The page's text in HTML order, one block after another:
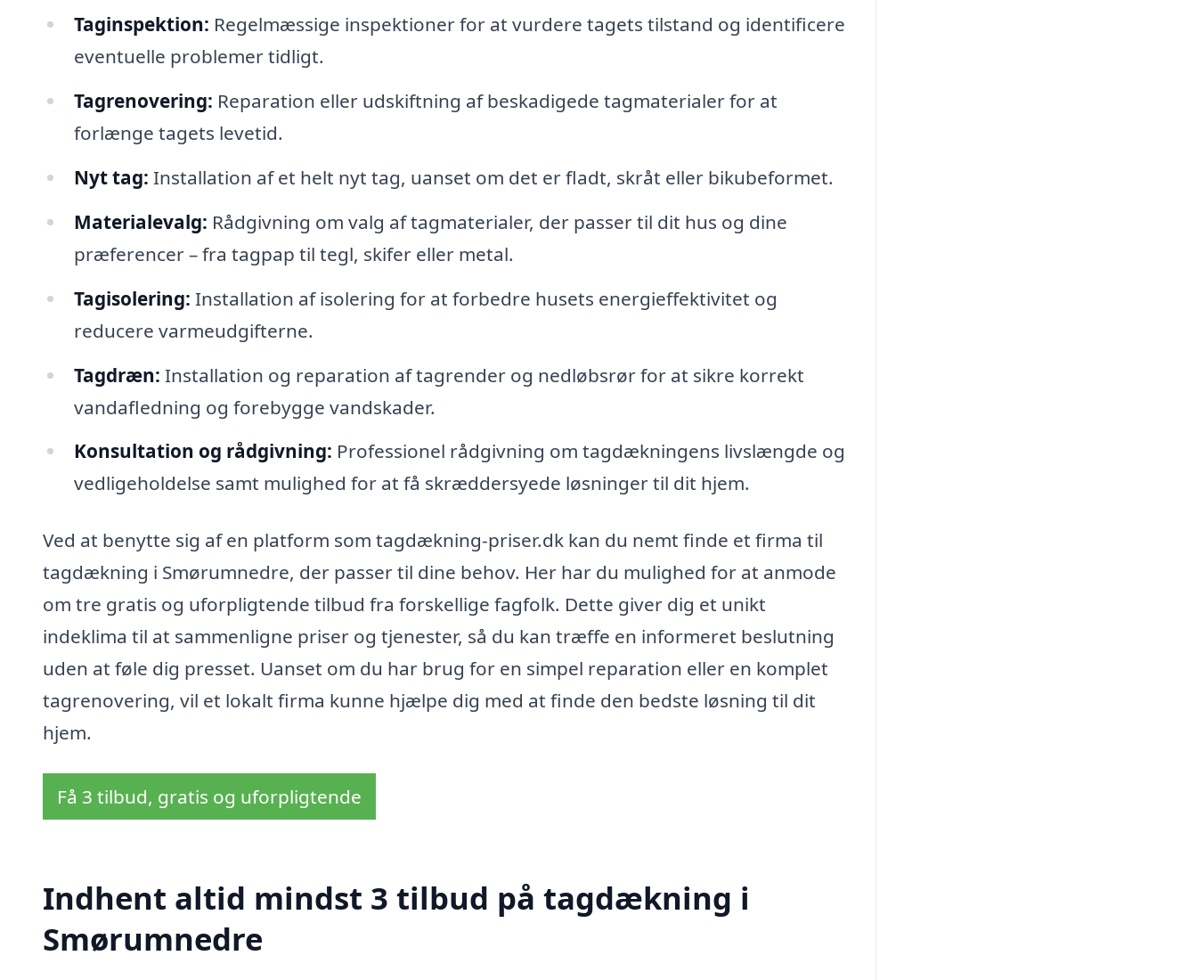
Taginspektion: Regelmæssige inspektioner for at vurdere tagets tilstand og identificere
eventuelle problemer tidligt.
Tagrenovering: Reparation eller udskiftning af beskadigede tagmaterialer for at
forlænge tagets levetid.
Nyt tag: Installation af et helt nyt tag, uanset om det er fladt, skråt eller bikubeformet.
Materialevalg: Rådgivning om valg af tagmaterialer, der passer til dit hus og dine
præferencer – fra tagpap til tegl, skifer eller metal.
Tagisolering: Installation af isolering for at forbedre husets energieffektivitet og
reducere varmeudgifterne.
Tagdræn: Installation og reparation af tagrender og nedløbsrør for at sikre korrekt
vandafledning og forebygge vandskader.
Konsultation og rådgivning: Professionel rådgivning om tagdækningens livslængde og
vedligeholdelse samt mulighed for at få skræddersyede løsninger til dit hjem.
Ved at benytte sig af en platform som tagdækning-priser.dk kan du nemt finde et firma til
tagdækning i Smørumnedre, der passer til dine behov. Her har du mulighed for at anmode
om tre gratis og uforpligtende tilbud fra forskellige fagfolk. Dette giver dig et unikt
indeklima til at sammenligne priser og tjenester, så du kan træffe en informeret beslutning
uden at føle dig presset. Uanset om du har brug for en simpel reparation eller en komplet
tagrenovering, vil et lokalt firma kunne hjælpe dig med at finde den bedste løsning til dit
hjem.
Få 3 tilbud, gratis og uforpligtende
Indhent altid mindst 3 tilbud på tagdækning i
Smørumnedre